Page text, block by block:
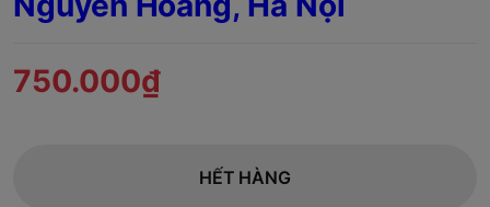
750.000₫
HẾT HÀNG